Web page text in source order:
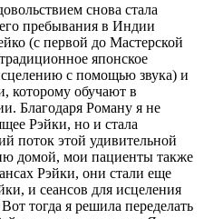
снова стала
пребывания в Индии
(с первой до Мастерской
японское
с помощью звука) и
которому обучают в
Благодаря Роману я не
Рэйки, но и стала
поток этой удивительной
домой, мои пациенты также
Рэйки, они стали еще
и сеансов для исцеления
тогда я решила переделать